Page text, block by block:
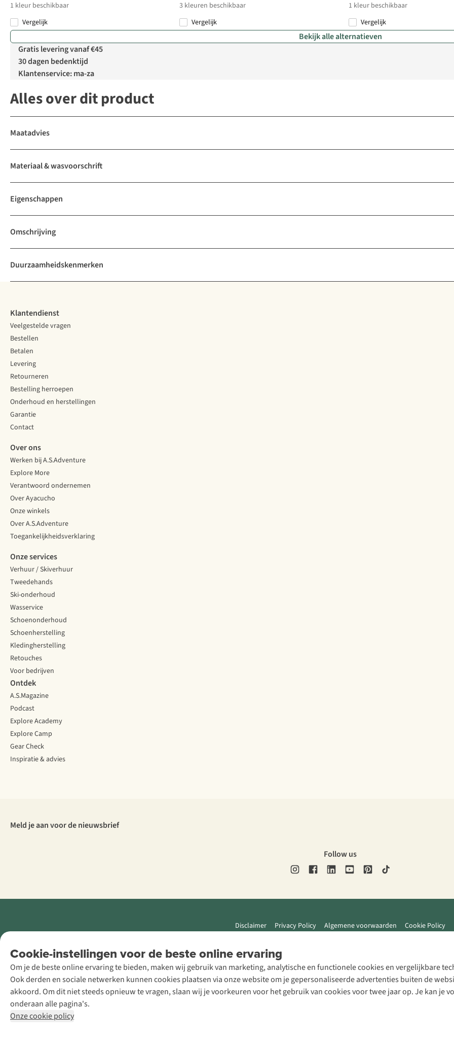
1 kleur beschikbaar
Vergelijk
3 kleuren beschikbaar
Vergelijk
1 kleur beschikbaar
Vergelijk
Bekijk alle alternatieven
Gratis levering vanaf €45
30 dagen bedenktijd
Klantenservice: ma-za
Alles over dit product
Maatadvies
Materiaal & wasvoorschrift
Eigenschappen
Omschrijving
Duurzaamheidskenmerken
Cookie-instellingen voor de beste online ervaring
Om je de beste online ervaring te bieden, maken wij gebruik van marketing, analytische en functionele cookies en vergelijkbare
Ook derden en sociale netwerken kunnen cookies plaatsen via onze website om je gepersonaliseerde advertenties buiten de
akkoord. Om dit niet steeds opnieuw te vragen, slaan wij je voorkeuren voor het gebruik van cookies voor twee jaar op. Je kan je
onderaan alle pagina's.
Onze cookie policy
Klantendienst
Veelgestelde vragen
Bestellen
Betalen
Levering
Retourneren
Bestelling herroepen
Onderhoud en herstellingen
Garantie
Contact
Over ons
Werken bij A.S.Adventure
Explore More
Verantwoord ondernemen
Over Ayacucho
Onze winkels
Over A.S.Adventure
Toegankelijkheidsverklaring
Onze services
Verhuur / Skiverhuur
Tweedehands
Ski-onderhoud
Wasservice
Schoenonderhoud
Schoenherstelling
Kledingherstelling
Retouches
Voor bedrijven
Ontdek
A.S.Magazine
Podcast
Explore Academy
Explore Camp
Gear Check
Inspiratie & advies
Meld je aan voor de nieuwsbrief
Follow us
Disclaimer Privacy Policy Algemene voorwaarden Cookie Policy
Retail Concepts
NV,
Smallandlaan
9, B-2660
Hoboken
+32 (0)3 828
30 15